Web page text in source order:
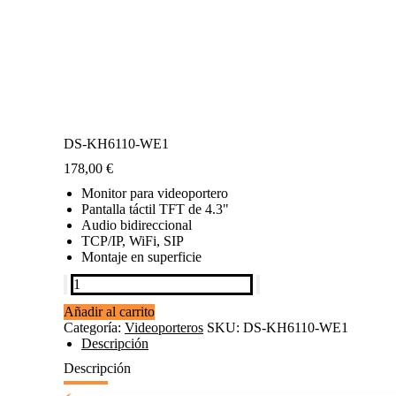
DS-KH6110-WE1
178,00 €
Monitor para videoportero
Pantalla táctil TFT de 4.3"
Audio bidireccional
TCP/IP, WiFi, SIP
Montaje en superficie
DS-
KH6110-
WE1
cantidad
Añadir al carrito
Categoría: Videoporteros SKU: DS-KH6110-WE1
Descripción
Descripción